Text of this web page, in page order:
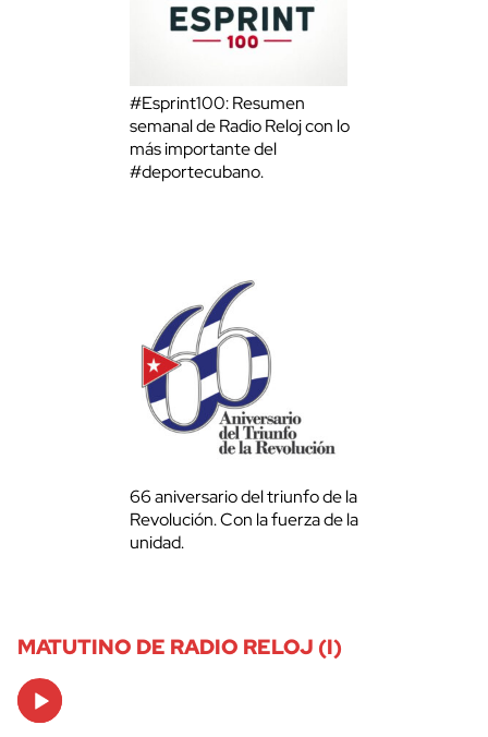
#Esprint100: Resumen
semanal de Radio Reloj con lo
más importante del
#deportecubano.
66 aniversario del triunfo de la
Revolución. Con la fuerza de la
unidad.
MATUTINO DE RADIO RELOJ (I)
Audio
Player